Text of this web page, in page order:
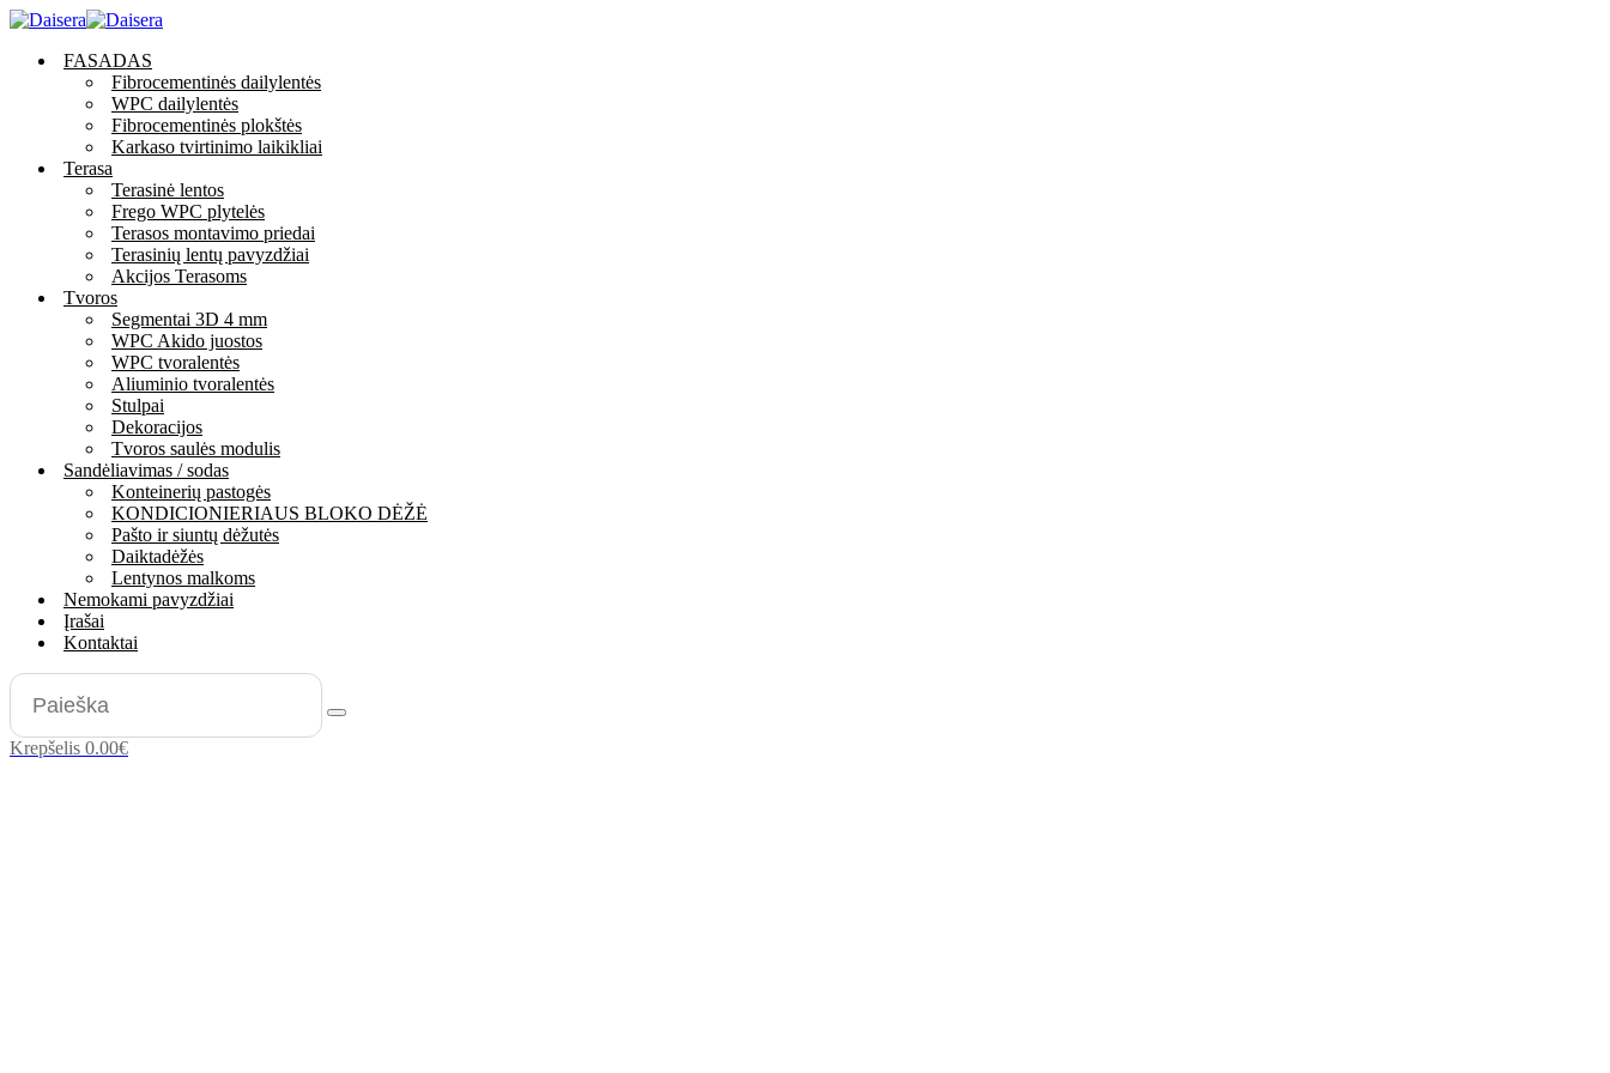
FASADAS
Fibrocementinės dailylentės
WPC dailylentės
Fibrocementinės plokštės
Karkaso tvirtinimo laikikliai
Terasa
Terasinė lentos
Frego WPC plytelės
Terasos montavimo priedai
Terasinių lentų pavyzdžiai
Akcijos Terasoms
Tvoros
Segmentai 3D 4 mm
WPC Akido juostos
WPC tvoralentės
Aliuminio tvoralentės
Stulpai
Dekoracijos
Tvoros saulės modulis
Sandėliavimas / sodas
Konteinerių pastogės
KONDICIONIERIAUS BLOKO DĖŽĖ
Pašto ir siuntų dėžutės
Daiktadėžės
Lentynos malkoms
Nemokami pavyzdžiai
Įrašai
Kontaktai
Krepšelis 0.00€